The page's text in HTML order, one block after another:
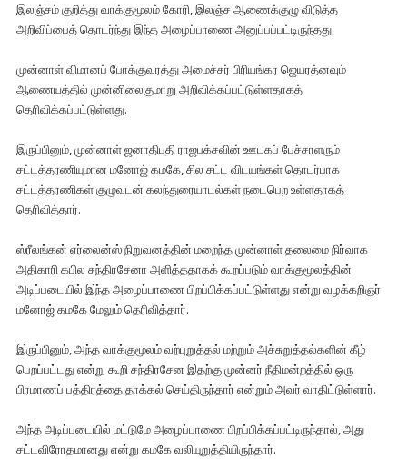
இலஞ்சம் குறித்து வாக்குமூலம் கோரி, இலஞ்ச ஆணைக்குழு விடுத்த
அறிவிப்பைத் தொடர்ந்து இந்த அழைப்பாணை அனுப்பப்பட்டிருந்தது.
முன்னாள் விமானப் போக்குவரத்து அமைச்சர் பிரியங்கர ஜெயரத்னவும்
ஆணையத்தில் முன்னிலைகுமாறு அறிவிக்கப்பட்டுள்ளதாகத்
தெரிவிக்கப்பட்டுள்ளது.
இருப்பினும், முன்னாள் ஜனாதிபதி ராஜபக்சவின் ஊடகப் பேச்சாளரும்
சட்டத்தரணியுமான மனோஜ் கமகே, சில சட்ட விடயங்கள் தொடர்பாக
சட்டத்தரணிகள் குழுவுடன் கலந்துரையாடல்கள் நடைபெற உள்ளதாகத்
தெரிவித்தார்.
ஸ்ரீலங்கன் ஏர்லைன்ஸ் நிறுவனத்தின் மறைந்த முன்னாள் தலைமை நிர்வாக
அதிகாரி கபில சந்திரசேனா அளித்ததாகக் கூறப்படும் வாக்குமூலத்தின்
அடிப்படையில் இந்த அழைப்பாணை பிறப்பிக்கப்பட்டுள்ளது என்று வழக்கறிஞர்
மனோஜ் கமகே மேலும் தெரிவித்தார்.
இருப்பினும், அந்த வாக்குமூலம் வற்புறுத்தல் மற்றும் அச்சுறுத்தல்களின் கீழ்
பெறப்பட்டது என்று கூறி சந்திரசேன இதற்கு முன்னர் நீதிமன்றத்தில் ஒரு
பிரமாணப் பத்திரத்தை தாக்கல் செய்திருந்தார் என்றும் அவர் வாதிட்டுள்ளார்.
அந்த அடிப்படையில் மட்டுமே அழைப்பாணை பிறப்பிக்கப்பட்டிருந்தால், அது
சட்டவிரோதமானது என்று கமகே வலியுறுத்தியிருந்தார்.